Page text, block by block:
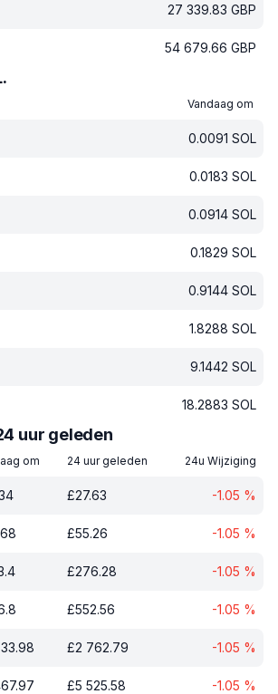
27 339.83 GBP
54 679.66 GBP
Vandaag om
0.0091 SOL
0.0183 SOL
0.0914 SOL
0.1829 SOL
0.9144 SOL
1.8288 SOL
9.1442 SOL
18.2883 SOL
uur geleden
om 24 uur geleden 24u Wijziging
£27.63 -1.05 %
£55.26 -1.05 %
£276.28 -1.05 %
£552.56 -1.05 %
£2 762.79 -1.05 %
£5 525.58 -1.05 %